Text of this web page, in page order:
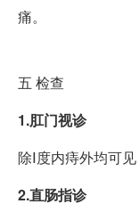
痛。
五 检查
1.肛门视诊
除Ⅰ度内痔外均可
2.直肠指诊